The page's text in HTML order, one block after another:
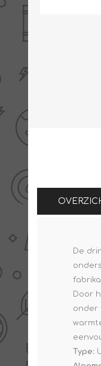
De
Door
onder
Type: